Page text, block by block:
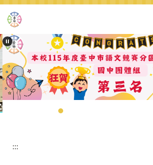
跳
到
主
要
內
容
區
:::